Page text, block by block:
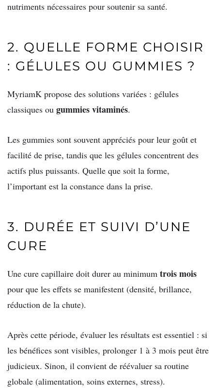
nutriments nécessaires pour soutenir sa santé.
2. QUELLE FORME CHOISIR
: GÉLULES OU GUMMIES ?
MyriamK propose des solutions variées : gélules
classiques ou gummies vitaminés.
Les gummies sont souvent appréciés pour leur goût et
facilité de prise, tandis que les gélules concentrent des
actifs plus puissants. Quelle que soit la forme,
l’important est la constance dans la prise.
3. DURÉE ET SUIVI D’UNE
CURE
Une cure capillaire doit durer au minimum trois mois
pour que les effets se manifestent (densité, brillance,
réduction de la chute).
Après cette période, évaluer les résultats est essentiel : si
les bénéfices sont visibles, prolonger 1 à 3 mois peut être
judicieux. Sinon, il convient de réévaluer sa routine
globale (alimentation, soins externes, stress).